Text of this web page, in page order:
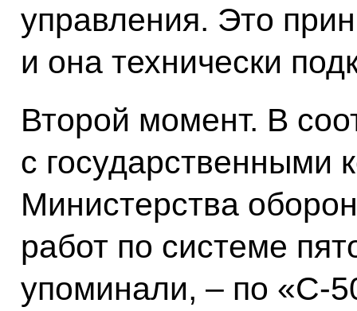
управления. Это
и она технически
Второй момент. В
с государственными
Министерства
работ по системе
упоминали, – по «С-